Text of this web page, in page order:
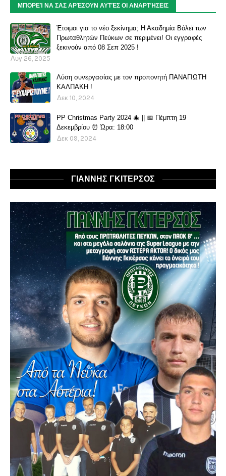
ΜΠΟΡΕΊ ΝΑ ΣΑΣ ΑΡΈΣΟΥΝ ΑΥΤΈΣ ΟΙ ΑΝΑΡΤΉΣΕΙΣ
Έτοιμοι για το νέο ξεκίνημα; Η Ακαδημία Βόλεϊ των
Πρωταθλητών Πεύκων σε περιμένει! Οι εγγραφές
ξεκινούν από 08 Σεπ 2025 !
Αυγ 26, 2025
Λύση συνεργασίας με τον προπονητή ΠΑΝΑΓΙΩΤΗ
ΚΑΛΠΑΚΗ !
Δεκ 10, 2024
PP Christmas Party 2024 🎄 || 📅 Πέμπτη 19
Δεκεμβρίου ⏰ Ώρα: 18:00
Δεκ 09, 2024
ΓΙΑΝΝΗΣ ΓΚΙΤΕΡΣΟΣ